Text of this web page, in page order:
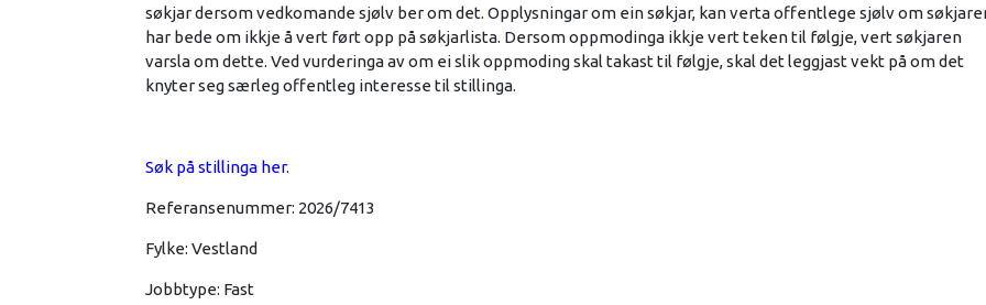
søkjar dersom vedkomande sjølv ber om det. Opplysningar om ein søkjar, kan verta offentlege sjølv om
har bede om ikkje å vert ført opp på søkjarlista. Dersom oppmodinga ikkje vert teken til følgje, vert søkjaren
varsla om dette. Ved vurderinga av om ei slik oppmoding skal takast til følgje, skal det leggjast vekt på om det
knyter seg særleg offentleg interesse til stillinga.
Søk på stillinga her.
Referansenummer: 2026/7413
Fylke: Vestland
Jobbtype: Fast